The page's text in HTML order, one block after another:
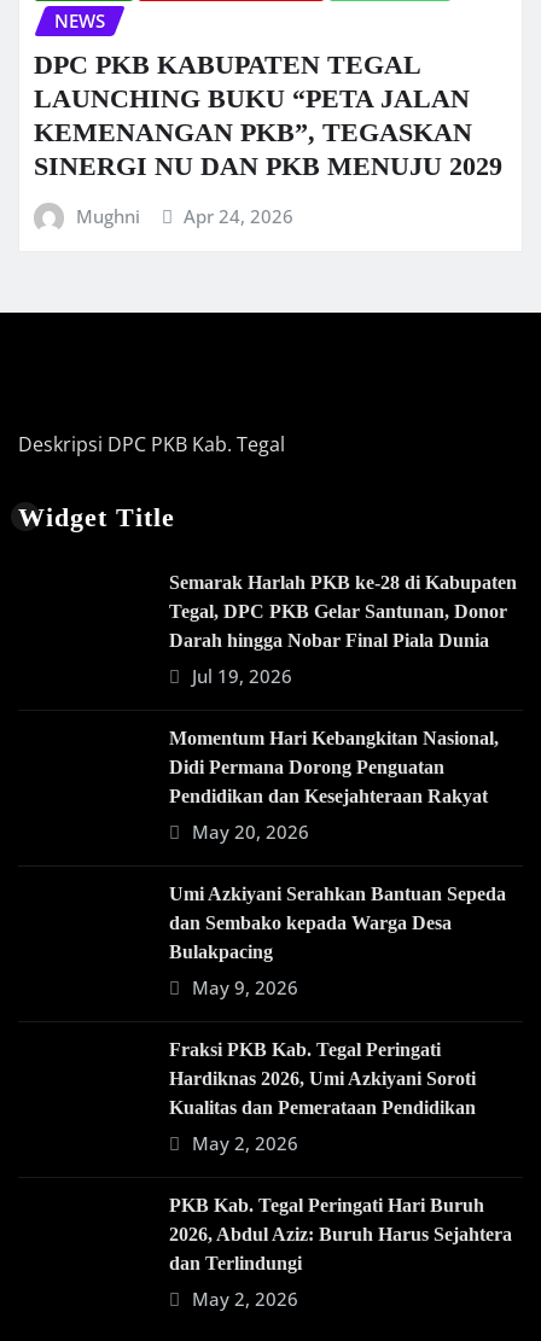
NEWS
DPC PKB KABUPATEN TEGAL
LAUNCHING BUKU “PETA JALAN
KEMENANGAN PKB”, TEGASKAN
SINERGI NU DAN PKB MENUJU 2029
Mughni Apr 24, 2026
Deskripsi DPC PKB Kab. Tegal
Widget Title
Semarak Harlah PKB ke-28 di Kabupaten
Tegal, DPC PKB Gelar Santunan, Donor
Darah hingga Nobar Final Piala Dunia
Jul 19, 2026
Momentum Hari Kebangkitan Nasional,
Didi Permana Dorong Penguatan
Pendidikan dan Kesejahteraan Rakyat
May 20, 2026
Umi Azkiyani Serahkan Bantuan Sepeda
dan Sembako kepada Warga Desa
Bulakpacing
May 9, 2026
Fraksi PKB Kab. Tegal Peringati
Hardiknas 2026, Umi Azkiyani Soroti
Kualitas dan Pemerataan Pendidikan
May 2, 2026
PKB Kab. Tegal Peringati Hari Buruh
2026, Abdul Aziz: Buruh Harus Sejahtera
dan Terlindungi
May 2, 2026